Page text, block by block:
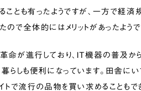
ことも有ったようですが、一方で経
ので全体的にはメリットがあったようで
命が進行しており、IT機器の普及か
暮らしも便利になっています。田舎
トで流行の品物を買い求めることもで